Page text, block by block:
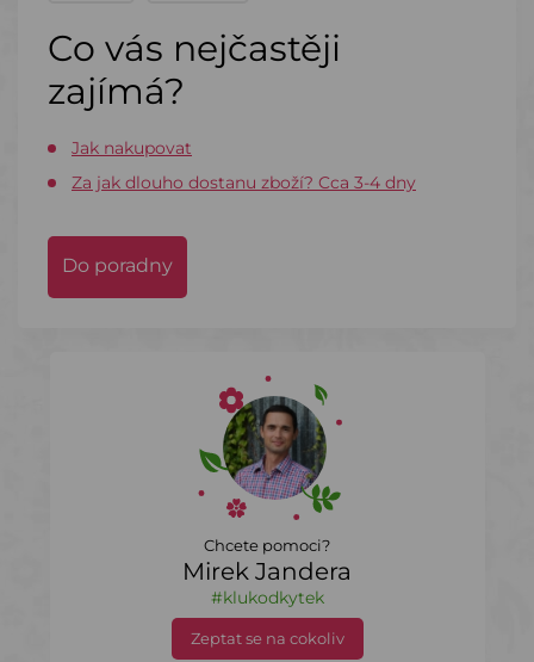
Co vás nejčastěji
zajímá?
Jak nakupovat
Za jak dlouho dostanu zboží? Cca 3-4 dny
Do poradny
Chcete pomoci?
Mirek Jandera
#klukodkytek
Zeptat se na cokoliv